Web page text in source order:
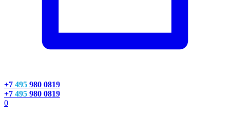
+7 495 980 0819
+7 495 980 0819
0